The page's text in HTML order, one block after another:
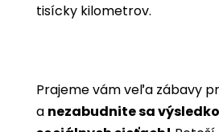
tisícky kilometrov.
Prajeme vám veľa zábavy
a nezabudnite sa